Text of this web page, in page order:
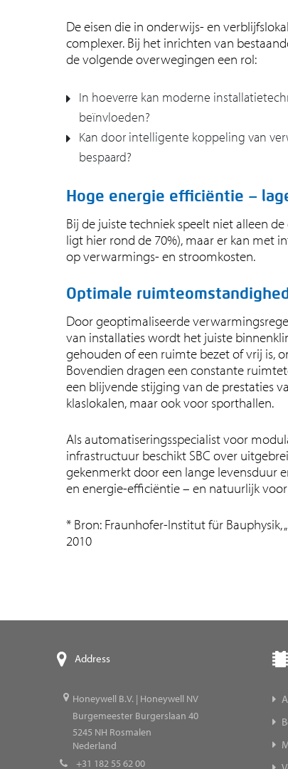
De eisen die in onderwijs- en
complexer. Bij het inrichten van
de volgende overwegingen een rol:
In hoeverre kan moderne
beïnvloeden?
Kan door intelligente koppeling van
bespaard?
Hoge energie efficiëntie –
Bij de juiste techniek speelt niet alleen
ligt hier rond de 70%), maar er kan met
op verwarmings- en stroomkosten.
Optimale
Door geoptimaliseerde
van installaties wordt het juiste
gehouden of een ruimte bezet of vrij is,
Bovendien dragen een constante
een blijvende stijging van de prestaties
klaslokalen, maar ook voor sporthallen.
Als automatiseringsspecialist voor
infrastructuur beschikt SBC over
gekenmerkt door een lange levensduur
en energie-efficiëntie – en natuurlijk
* Bron: Fraunhofer-Institut für Bauphysik,
2010
Address
Honeywell B.V. | Honeywell NV
Burgemeester Burgerslaan 40
5245 NH Rosmalen
Nederland
+31 182 55 62 00